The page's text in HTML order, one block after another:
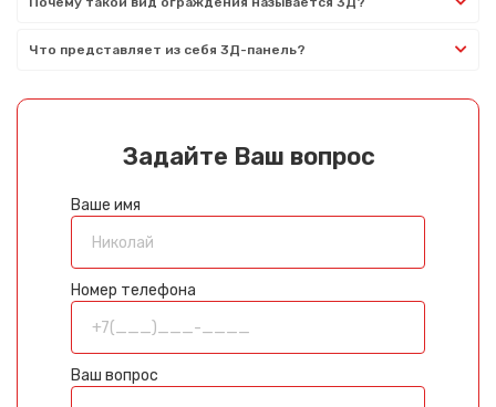
Что представляет из себя 3Д-панель?
Задайте Ваш вопрос
Ваше имя
Номер телефона
Ваш вопрос